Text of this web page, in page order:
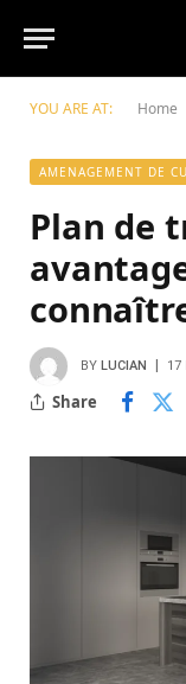
YOU ARE AT: Home
AMENAGEMENT DE
Plan de
BY LUCIAN 17
Share